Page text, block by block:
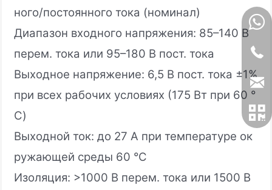
ного/постоянного тока (номинал)
Диапазон входного напряжения: 85–140 В
перем. тока или 95–180 В пост. тока
Выходное напряжение: 6,5 В пост. тока ±1%
при всех рабочих условиях (175 Вт при 60 °
C)
Выходной ток: до 27 А при температуре ок
ружающей среды 60 °C
Изоляция: >1000 В перем. тока или 1500 В